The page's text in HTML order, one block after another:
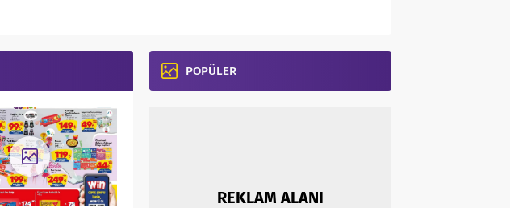
POPÜLER
REKLAM ALANI